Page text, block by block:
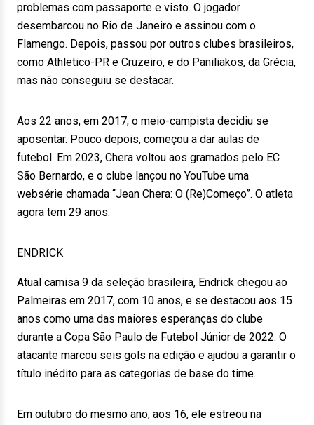
problemas com passaporte e visto. O jogador
desembarcou no Rio de Janeiro e assinou com o
Flamengo. Depois, passou por outros clubes brasileiros,
como Athletico-PR e Cruzeiro, e do Paniliakos, da Grécia,
mas não conseguiu se destacar.
Aos 22 anos, em 2017, o meio-campista decidiu se
aposentar. Pouco depois, começou a dar aulas de
futebol. Em 2023, Chera voltou aos gramados pelo EC
São Bernardo, e o clube lançou no YouTube uma
websérie chamada “Jean Chera: O (Re)Começo”. O atleta
agora tem 29 anos.
ENDRICK
Atual camisa 9 da seleção brasileira, Endrick chegou ao
Palmeiras em 2017, com 10 anos, e se destacou aos 15
anos como uma das maiores esperanças do clube
durante a Copa São Paulo de Futebol Júnior de 2022. O
atacante marcou seis gols na edição e ajudou a garantir o
título inédito para as categorias de base do time.
Em outubro do mesmo ano, aos 16, ele estreou na